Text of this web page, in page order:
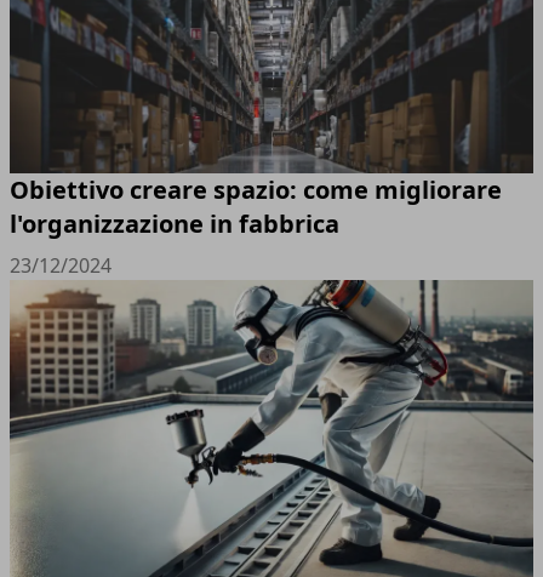
Obiettivo creare spazio: come migliorare
l'organizzazione in fabbrica
23/12/2024